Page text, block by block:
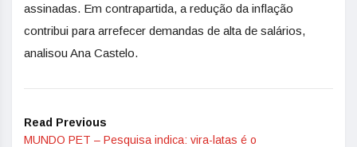
assinadas. Em contrapartida, a redução da inflação
contribui para arrefecer demandas de alta de salários,
analisou Ana Castelo.
Read Previous
MUNDO PET – Pesquisa indica: vira-latas é o